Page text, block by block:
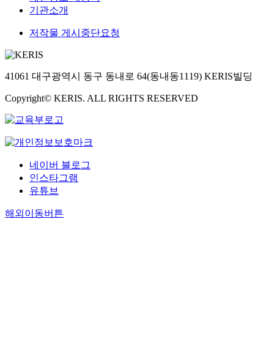
기관소개
저작물 게시중단요청
41061 대구광역시 동구 동내로 64(동내동1119) KERIS빌딩
Copyright© KERIS. ALL RIGHTS RESERVED
네이버 블로그
인스타그램
유튜브
해외이동버튼